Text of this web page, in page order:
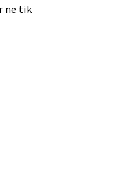
ne tik